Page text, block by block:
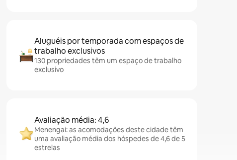
Aluguéis por temporada com espaços de
trabalho exclusivos
130 propriedades têm um espaço de trabalho
exclusivo
Avaliação média: 4,6
Menengai: as acomodações deste cidade têm
uma avaliação média dos hóspedes de 4,6 de 5
estrelas